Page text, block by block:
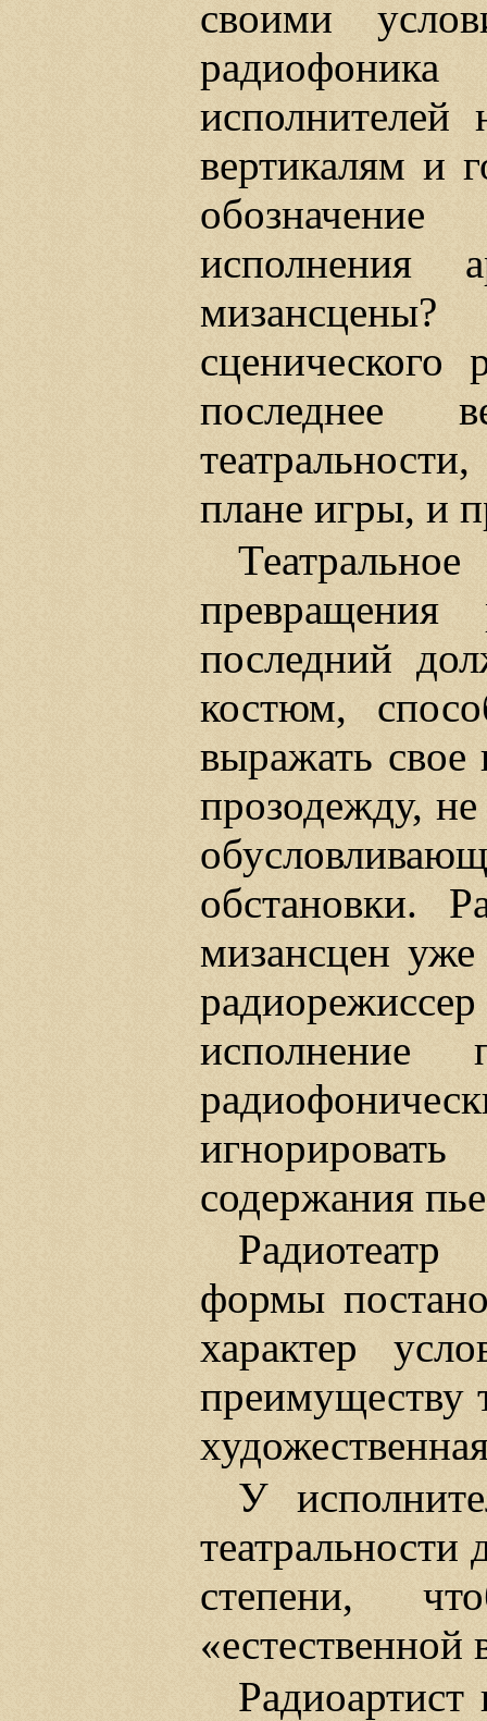
своими
вертикалям и
сценического
плане игры, и
превращения
последний
костюм,
выражать свое
прозодежду,
обстановки.
мизансцен уже
содержания
формы
характер
преимуществу
У
степени,
«естественной